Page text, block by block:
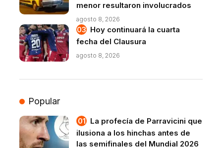
menor resultaron involucrados
agosto 8, 2026
Hoy continuará la cuarta
fecha del Clausura
agosto 8, 2026
Popular
La profecía de Parravicini que
ilusiona a los hinchas antes de
las semifinales del Mundial 2026